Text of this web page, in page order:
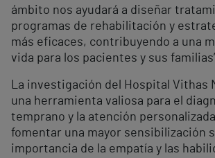
ámbito nos ayudará a diseñar
programas de rehabilitación y
más eficaces, contribuyendo a una
vida para los pacientes y sus
La investigación del Hospital Vithas
una herramienta valiosa para el
temprano y la atención
fomentar una mayor sensibilización
importancia de la empatía y las